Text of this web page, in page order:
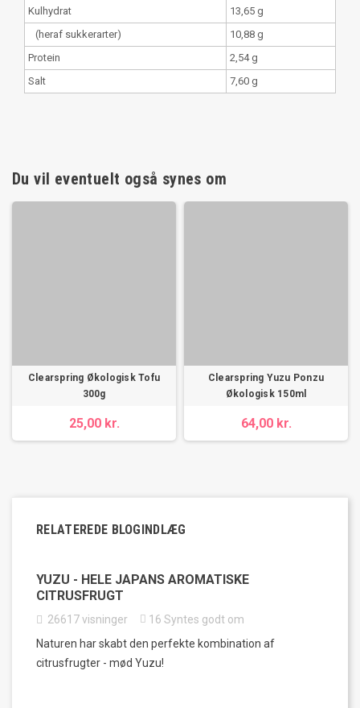
Kulhydrat
13,65 g
(heraf sukkerarter)
10,88 g
Protein
2,54 g
Salt
7,60 g
Du vil eventuelt også synes om
Clearspring Økologisk Tofu
300g
25,00 kr.
Clearspring Yuzu Ponzu
Økologisk 150ml
64,00 kr.
RELATEREDE BLOGINDLÆG
YUZU - HELE JAPANS AROMATISKE
CITRUSFRUGT
26617visninger 16 Syntes godt om
Naturen har skabt den perfekte kombination af
citrusfrugter - mød Yuzu!